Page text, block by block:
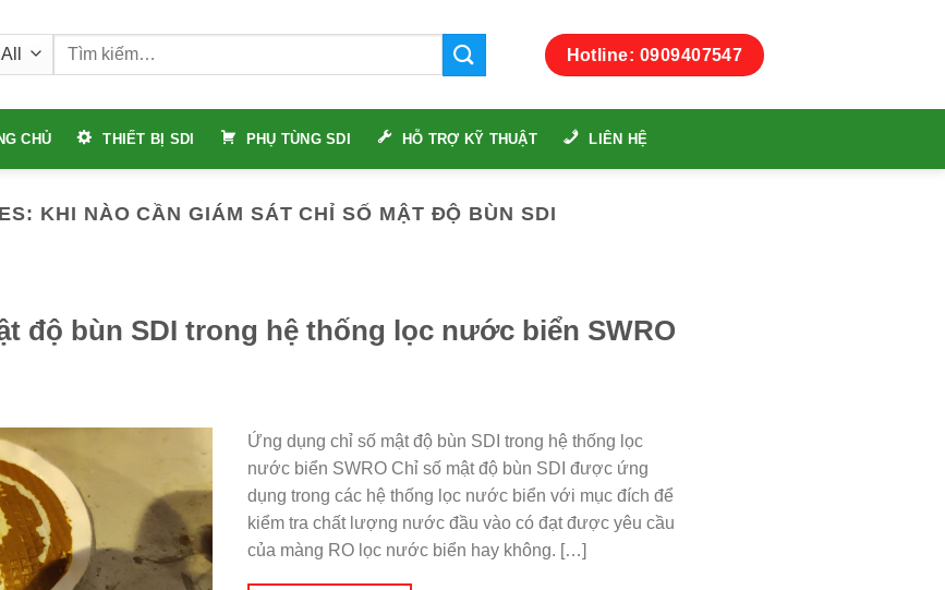
Tìm
Hotline: 0909407547
CHỦ THIẾT BỊ SDI PHỤ TÙNG SDI HỖ TRỢ KỸ THUẬT LIÊN HỆ
KHI NÀO CẦN GIÁM SÁT CHỈ SỐ MẬT ĐỘ BÙN SDI
độ bùn SDI trong hệ thống lọc nước biển SWRO
Ứng dụng chỉ số mật độ bùn SDI trong hệ thống lọc
nước biển SWRO Chỉ số mật độ bùn SDI được ứng
dụng trong các hệ thống lọc nước biển với mục đích để
kiểm tra chất lượng nước đầu vào có đạt được yêu cầu
của màng RO lọc nước biển hay không. […]